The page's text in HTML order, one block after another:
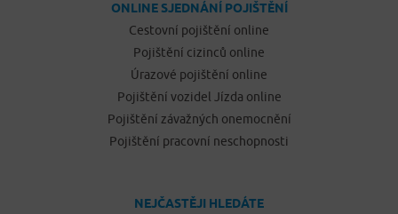
ONLINE SJEDNÁNÍ POJIŠTĚNÍ
Cestovní pojištění online
Pojištění cizinců online
Úrazové pojištění online
Pojištění vozidel Jízda online
Pojištění závažných onemocnění
Pojištění pracovní neschopnosti
NEJČASTĚJI HLEDÁTE